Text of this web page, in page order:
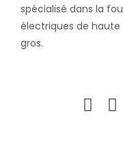
spécialisé dans la
électriques de haute
gros.